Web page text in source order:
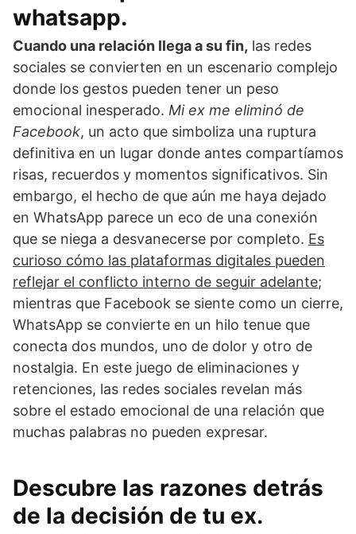
whatsapp.
Cuando una relación llega a su fin, las redes
sociales se convierten en un escenario complejo
donde los gestos pueden tener un peso
emocional inesperado. Mi ex me eliminó de
Facebook, un acto que simboliza una ruptura
definitiva en un lugar donde antes compartíamos
risas, recuerdos y momentos significativos. Sin
embargo, el hecho de que aún me haya dejado
en WhatsApp parece un eco de una conexión
que se niega a desvanecerse por completo. Es
curioso cómo las plataformas digitales pueden
reflejar el conflicto interno de seguir adelante;
mientras que Facebook se siente como un cierre,
WhatsApp se convierte en un hilo tenue que
conecta dos mundos, uno de dolor y otro de
nostalgia. En este juego de eliminaciones y
retenciones, las redes sociales revelan más
sobre el estado emocional de una relación que
muchas palabras no pueden expresar.
Descubre las razones detrás
de la decisión de tu ex.